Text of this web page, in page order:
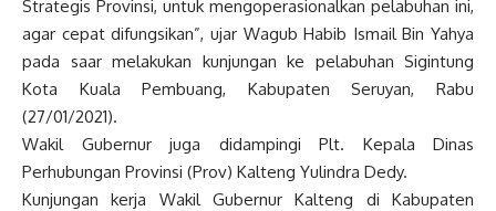
Strategis Provinsi, untuk mengoperasionalkan pelabuhan ini,
agar cepat difungsikan”, ujar Wagub Habib Ismail Bin Yahya
pada saar melakukan kunjungan ke pelabuhan Sigintung
Kota Kuala Pembuang, Kabupaten Seruyan, Rabu
(27/01/2021).
Wakil Gubernur juga didampingi Plt. Kepala Dinas
Perhubungan Provinsi (Prov) Kalteng Yulindra Dedy.
Kunjungan kerja Wakil Gubernur Kalteng di Kabupaten